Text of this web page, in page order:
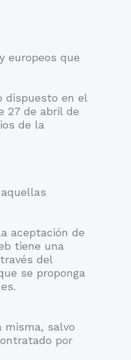
europeos que
dispuesto en el
27 de abril de
de la
aceptación de
tiene una
del
se proponga
misma, salvo
por